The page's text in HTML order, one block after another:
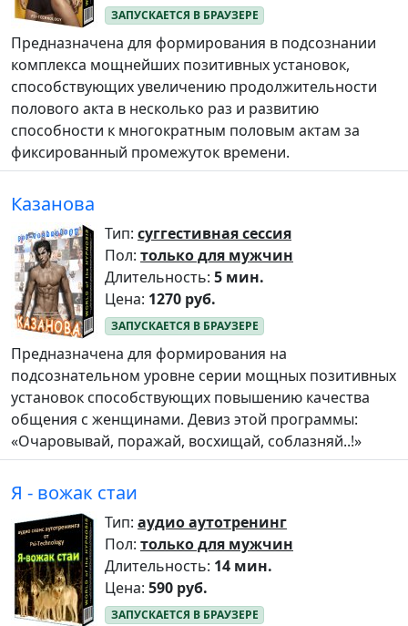
Предназначена для формирования в подсознании
комплекса мощнейших позитивных установок,
способствующих увеличению продолжительности
полового акта в несколько раз и развитию
способности к многократным половым актам за
фиксированный промежуток времени.
Казанова
Тип: суггестивная сессия
Пол: только для мужчин
Длительность: 5 мин.
Цена: 1270 руб.
Предназначена для формирования на
подсознательном уровне серии мощных позитивных
установок способствующих повышению качества
общения с женщинами. Девиз этой программы:
«Очаровывай, поражай, восхищай, соблазняй..!»
Я - вожак стаи
Тип: аудио аутотренинг
Пол: только для мужчин
Длительность: 14 мин.
Цена: 590 руб.